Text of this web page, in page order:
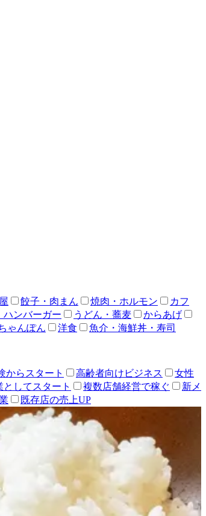
餃子・肉まん 焼肉・ホルモン
カフ
ハンバーガー うどん・蕎麦
からあげ
ゃんぽん 洋食 魚介・海鮮丼・寿司
からスタート 高齢者向けビジネス
女性
としてスタート 複数店舗経営で稼ぐ
新メ
既存店の売上UP